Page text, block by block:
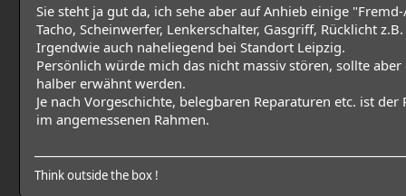
Sie steht ja gut da, ich sehe aber auf Anhieb einige
Tacho, Scheinwerfer, Lenkerschalter, Gasgriff, Rücklicht z.B.
Irgendwie auch naheliegend bei Standort Leipzig.
Persönlich würde mich das nicht massiv stören, sollte aber
halber erwähnt werden.
Je nach Vorgeschichte, belegbaren Reparaturen etc. ist der
im angemessenen Rahmen.
Think outside the box !